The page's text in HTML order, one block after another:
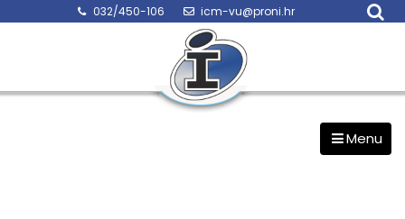
032/450-106 icm-vu@proni.hr
Menu